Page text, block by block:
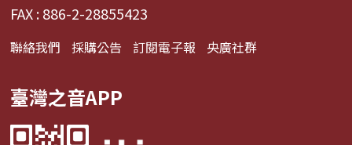
FAX : 886-2-28855423
聯絡我們 採購公告 訂閱電子報 央廣社群
臺灣之音APP